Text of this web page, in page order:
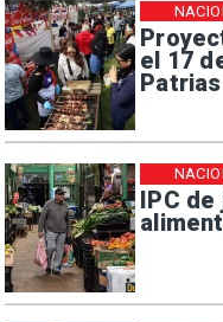
el 17
Patrias
IPC